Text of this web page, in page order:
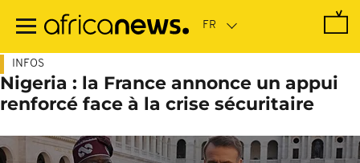
contenu
INFOS
Nigeria : la France annonce un appui
renforcé face à la crise sécuritaire